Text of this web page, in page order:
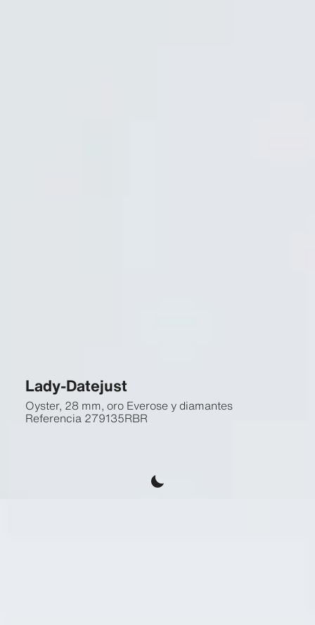
Lady-Datejust
Oyster, 28 mm, oro Everose y diamantes
Referencia 279135RBR